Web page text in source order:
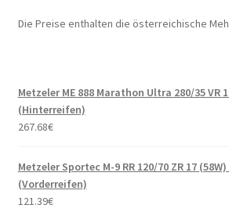
Die Preise enthalten die österreichische
Metzeler ME 888 Marathon Ultra 280/35 VR
(Hinterreifen)
267.68€
Metzeler Sportec M-9 RR 120/70 ZR 17
(Vorderreifen)
121.39€